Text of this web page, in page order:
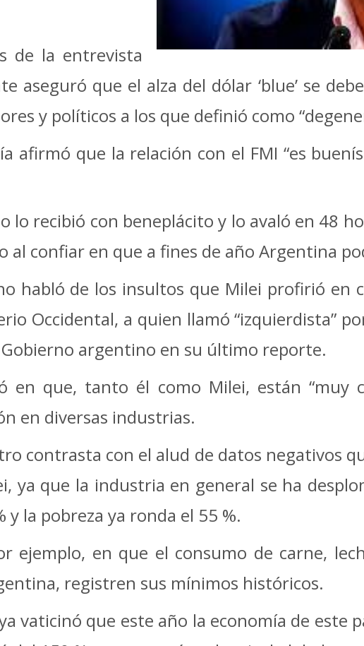
de la entrevista
aseguró que el alza del dólar ‘blue’ se
y políticos a los que definió como
afirmó que la relación con el FMI “es
lo recibió con beneplácito y lo avaló en 48
al confiar en que a fines de año Argentina
habló de los insultos que Milei profirió en
Occidental, a quien llamó “izquierdista”
argentino en su último reporte.
en que, tanto él como Milei, están “muy
en diversas industrias.
contrasta con el alud de datos negativos
ya que la industria en general se ha
y la pobreza ya ronda el 55 %.
ejemplo, en que el consumo de carne,
registren sus mínimos históricos.
vaticinó que este año la economía de este